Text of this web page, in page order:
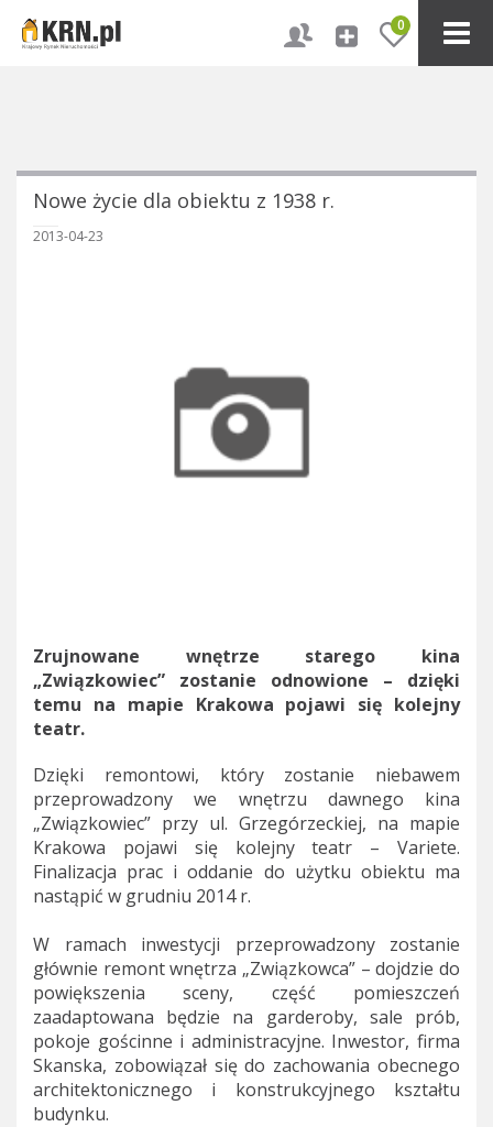
0
Nowe życie dla obiektu z 1938 r.
2013-04-23
Zrujnowane wnętrze starego kina
„Związkowiec” zostanie odnowione – dzięki
temu na mapie Krakowa pojawi się kolejny
teatr.
Dzięki remontowi, który zostanie niebawem
przeprowadzony we wnętrzu dawnego kina
„Związkowiec” przy ul. Grzegórzeckiej, na mapie
Krakowa pojawi się kolejny teatr – Variete.
Finalizacja prac i oddanie do użytku obiektu ma
nastąpić w grudniu 2014 r.
W ramach inwestycji przeprowadzony zostanie
głównie remont wnętrza „Związkowca” – dojdzie do
powiększenia sceny, część pomieszczeń
zaadaptowana będzie na garderoby, sale prób,
pokoje gościnne i administracyjne. Inwestor, firma
Skanska, zobowiązał się do zachowania obecnego
architektonicznego i konstrukcyjnego kształtu
budynku.